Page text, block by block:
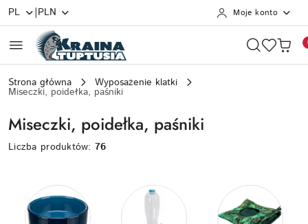
Przejdź do treści głównej
Przejdź do wyszukiwarki
Przejdź do moje konto
Przejdź do menu głównego
Przejdź do stopki
PL |PLN Moje konto
Strona główna Wyposażenie klatki
Miseczki, poidełka, paśniki
Miseczki, poidełka, paśniki
Liczba produktów:76